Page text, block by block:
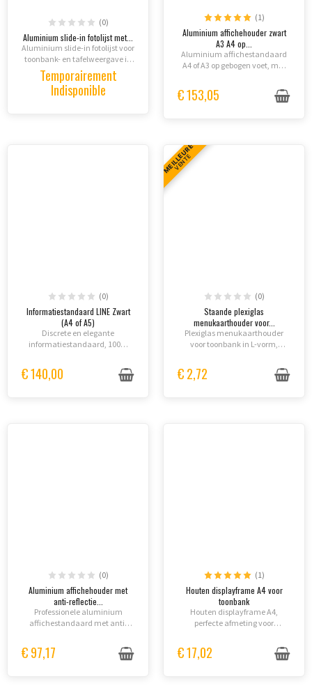
(0)
Aluminium slide-in fotolijst met...
Aluminium slide-in fotolijst voor
toonbank- en tafelweergave in
landschapsmodus. Inclusief
anti-reflectie beschermingsfolie
en dubbelzijdig plakband.
Temporairement
Indisponible
(1)
Aluminium affichehouder zwart
A3 A4 op...
Aluminium affichestandaard
A4 of A3 op gebogen voet, mat
€ 153,05
(0)
Informatiestandaard LINE Zwart
(A4 of A5)
Discrete en elegante
informatiestandaard, 100%
€ 140,00
(0)
Staande plexiglas
menukaarthouder voor...
Plexiglas menukaarthouder
voor toonbank in L-vorm,
staand of liggend formaat.
€ 2,72
MEILLEURE
VENTE
(0)
Aluminium affichehouder met
anti-reflectie...
Professionele aluminium
affichestandaard met anti-
in A3 en A4 formaat, portret of
landschap. Clip-framewerk
€ 97,17
(1)
Houten displayframe A4 voor
toonbank
Houten displayframe A4,
perfecte afmeting voor
anti-reflecterende afdekking.
€ 17,02